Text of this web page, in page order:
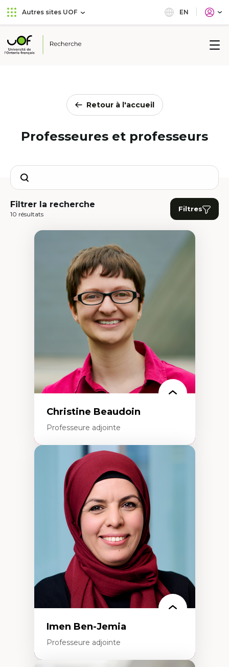
Aller
au
principal
Passer
au
Autres sites UOF EN
Université
Retour à l'accueil
Professeures et professeurs
Search
Filtrer la recherche
10 résultats
Filtres
Christine Beaudoin
Professeure adjointe
Expertises
Méthodes de recherche
Acteurs plus qu'humains
Approches socio-écologiques
Conservation de la biodiversité
Collaboration et méthodes participatives
Études des sciences
Relations humain-environnement
Transdisciplinarité
Imen Ben-Jemia
Professeure adjointe